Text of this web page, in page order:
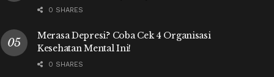
0 SHARES
Merasa Depresi? Coba Cek 4 Organisasi
Kesehatan Mental Ini!
0 SHARES